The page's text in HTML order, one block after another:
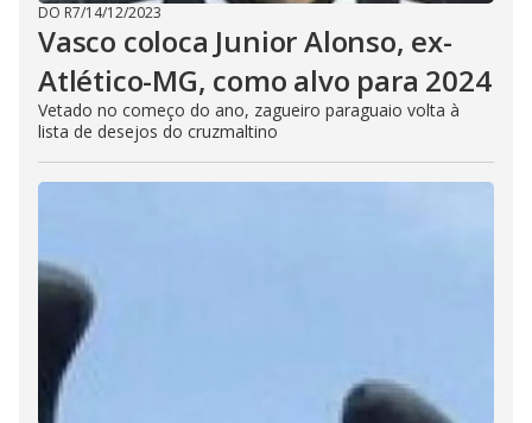
DO R7/14/12/2023
Vasco coloca Junior Alonso, ex-
Atlético-MG, como alvo para 2024
Vetado no começo do ano, zagueiro paraguaio volta à
lista de desejos do cruzmaltino